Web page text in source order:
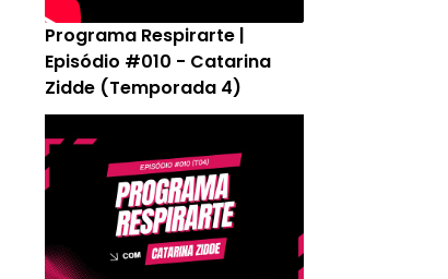
Programa Respirarte |
Episódio #010 - Catarina
Zidde (Temporada 4)